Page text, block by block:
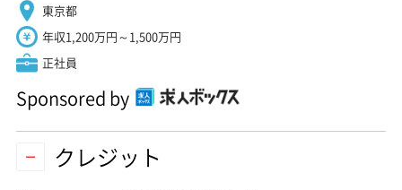
東京都
年収1,200万円～1,500万円
正社員
Sponsored by
クレジット